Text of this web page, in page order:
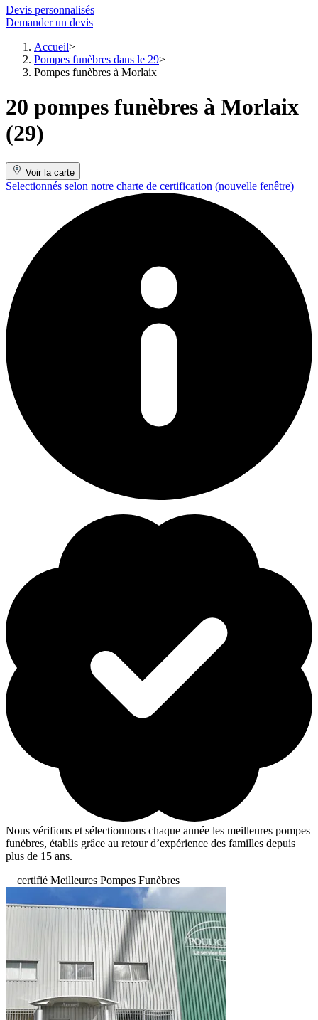
Devis personnalisés
Demander un devis
Accueil
Pompes funèbres dans le 29
Pompes funèbres à Morlaix
20 pompes funèbres à Morlaix
(29)
Voir la carte
Selectionnés selon notre charte de certification (nouvelle fenêtre)
Nous vérifions et sélectionnons chaque année les meilleures pompes
funèbres, établis grâce au retour d’expérience des familles depuis
plus de 15 ans.
certifié Meilleures Pompes Funèbres